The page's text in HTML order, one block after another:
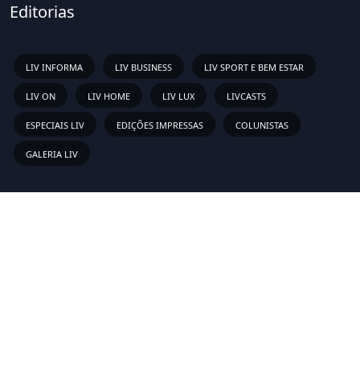
Editorias
LIV INFORMA LIV BUSINESS LIV SPORT E BEM ESTAR
LIV ON LIV HOME LIV LUX LIVCASTS
ESPECIAIS LIV EDIÇÕES IMPRESSAS COLUNISTAS
GALERIA LIV